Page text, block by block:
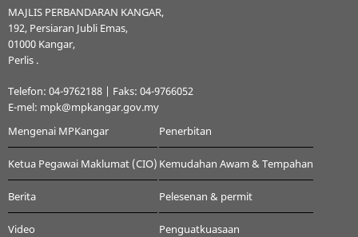
MAJLIS PERBANDARAN KANGAR,
192, Persiaran Jubli Emas,
01000 Kangar,
Perlis .
Telefon: 04-9762188 | Faks: 04-9766052
E-mel: mpk@mpkangar.gov.my
Mengenai MPKangar
Ketua Pegawai Maklumat (CIO)
Berita
Video
Penerbitan
Kemudahan Awam & Tempahan
Pelesenan & permit
Penguatkuasaan